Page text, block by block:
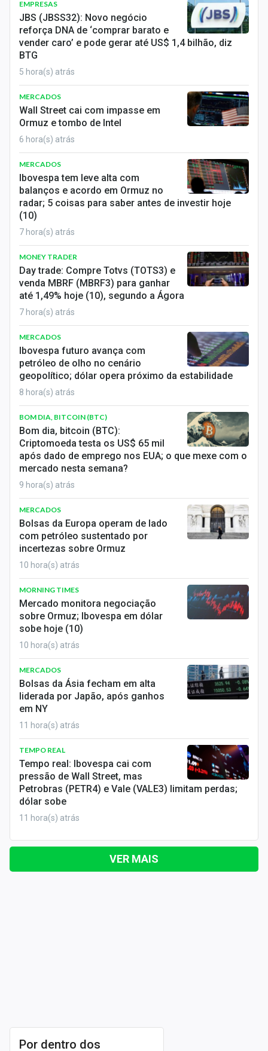
EMPRESAS
JBS (JBSS32): Novo negócio
reforça DNA de ‘comprar barato e
vender caro’ e pode gerar até US$ 1,4 bilhão, diz
BTG
5 hora(s) atrás
MERCADOS
Wall Street cai com impasse em
Ormuz e tombo de Intel
6 hora(s) atrás
MERCADOS
Ibovespa tem leve alta com
balanços e acordo em Ormuz no
radar; 5 coisas para saber antes de investir hoje
(10)
7 hora(s) atrás
MONEY TRADER
Day trade: Compre Totvs (TOTS3) e
venda MBRF (MBRF3) para ganhar
até 1,49% hoje (10), segundo a Ágora
7 hora(s) atrás
MERCADOS
Ibovespa futuro avança com
petróleo de olho no cenário
geopolítico; dólar opera próximo da estabilidade
8 hora(s) atrás
BOM DIA, BITCOIN (BTC)
Bom dia, bitcoin (BTC):
Criptomoeda testa os US$ 65 mil
após dado de emprego nos EUA; o que mexe com o
mercado nesta semana?
9 hora(s) atrás
MERCADOS
Bolsas da Europa operam de lado
com petróleo sustentado por
incertezas sobre Ormuz
10 hora(s) atrás
MORNING TIMES
Mercado monitora negociação
sobre Ormuz; Ibovespa em dólar
sobe hoje (10)
10 hora(s) atrás
MERCADOS
Bolsas da Ásia fecham em alta
liderada por Japão, após ganhos
em NY
11 hora(s) atrás
TEMPO REAL
Tempo real: Ibovespa cai com
pressão de Wall Street, mas
Petrobras (PETR4) e Vale (VALE3) limitam perdas;
dólar sobe
11 hora(s) atrás
VER MAIS
Por dentro dos